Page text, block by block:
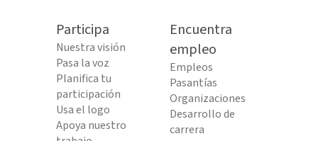
Participa
Nuestra visión
Pasa la voz
Planifica tu
participación
Usa el logo
Apoya nuestro
Encuentra
empleo
Empleos
Pasantías
Organizaciones
Desarrollo de
carrera